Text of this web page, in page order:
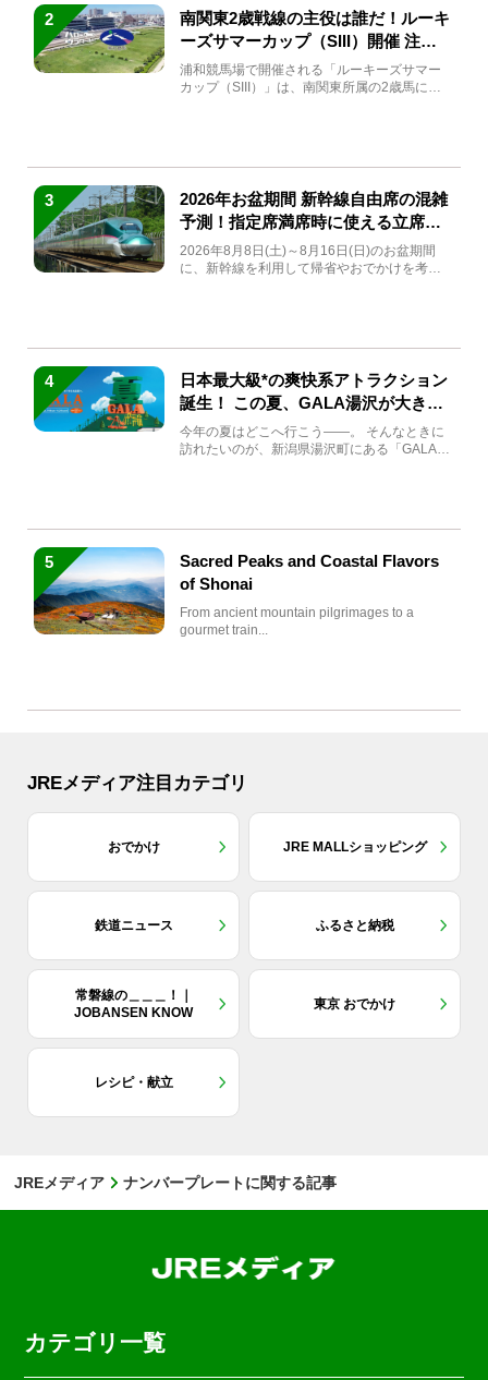
2
南関東2歳戦線の主役は誰だ！ルーキ
ーズサマーカップ（SIII）開催 注目
馬と見どころをチェック
浦和競馬場で開催される「ルーキーズサマー
カップ（SIII）」は、南関東所属の2歳馬によ
3
2026年お盆期間 新幹線自由席の混雑
予測！指定席満席時に使える立席特
急券も解説
2026年8月8日(土)～8月16日(日)のお盆期間
に、新幹線を利用して帰省やおでかけを考え
4
日本最大級*の爽快系アトラクション
誕生！ この夏、GALA湯沢が大きく
生まれ変わる
今年の夏はどこへ行こう――。 そんなときに
訪れたいのが、新潟県湯沢町にある「GALA湯
5
Sacred Peaks and Coastal Flavors
of Shonai
From ancient mountain pilgrimages to a
gourmet train...
JREメディア注目カテゴリ
おでかけ JRE MALLショッピング
鉄道ニュース ふるさと納税
常磐線の＿＿＿！｜
JOBANSEN KNOW
東京 おでかけ
レシピ・献立
JREメディア ナンバープレートに関する記事
カテゴリ一覧